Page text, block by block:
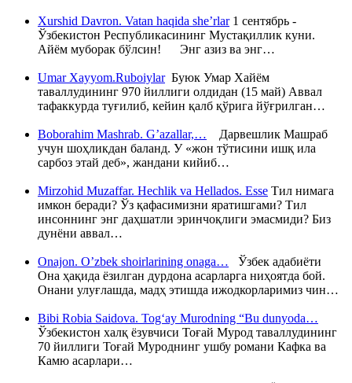
Xurshid Davron. Vatan haqida she’rlar1 сентябрь -
Ўзбекистон Республикасининг Мустақиллик куни.
Айём муборак бўлсин! Энг азиз ва энг…
Umar Xayyom.RuboiylarБуюк Умар Хайём
таваллудининг 970 йиллиги олдидан (15 май) Аввал
тафаккурда туғилиб, кейин қалб қўрига йўғрилган…
Boborahim Mashrab. G’azallar,… Дарвешлик Машраб
учун шоҳликдан баланд. У «жон тўтисини ишқ ила
сарбоз этай деб», жандани кийиб…
Mirzohid Muzaffar. Hechlik va Hellados. Esse Тил нимага
имкон беради? Ўз қафасимизни яратишгами? Тил
инсоннинг энг даҳшатли эринчоқлиги эмасмиди? Биз
дунёни аввал…
Onajon. O’zbek shoirlarining onaga… Ўзбек адабиёти
Она ҳақида ёзилган дурдона асарларга ниҳоятда бой.
Онани улуғлашда, мадҳ этишда ижодкорларимиз чин…
Bibi Robia Saidova. Tog‘ay Murodning “Bu dunyoda…
Ўзбекистон халқ ёзувчиси Тоғай Мурод таваллудининг
70 йиллиги Тоғай Муроднинг ушбу романи Кафка ва
Камю асарлари…